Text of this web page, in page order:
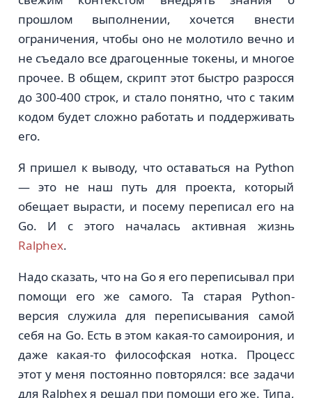
прошлом выполнении, хочется внести
ограничения, чтобы оно не молотило вечно и
не съедало все драгоценные токены, и многое
прочее. В общем, скрипт этот быстро разросся
до 300-400 строк, и стало понятно, что с таким
кодом будет сложно работать и поддерживать
его.
Я пришел к выводу, что оставаться на Python
— это не наш путь для проекта, который
обещает вырасти, и посему переписал его на
Go. И с этого началась активная жизнь
Ralphex.
Надо сказать, что на Go я его переписывал при
помощи его же самого. Та старая Python-
версия служила для переписывания самой
себя на Go. Есть в этом какая-то самоирония, и
даже какая-то философская нотка. Процесс
этот у меня постоянно повторялся: все задачи
для Ralphex я решал при помощи его же. Типа,